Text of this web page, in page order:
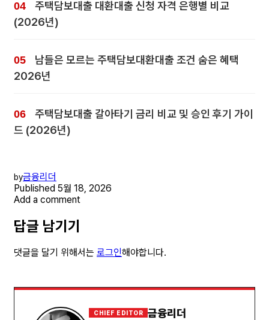
주택담보대출 대환대출 신청 자격 은행별 비교
(2026년)
남들은 모르는 주택담보대환대출 조건 숨은 혜택
2026년
주택담보대출 갈아타기 금리 비교 및 승인 후기 가이
드 (2026년)
by금융리더
Published 5월 18, 2026
Add a comment
답글 남기기
댓글을 달기 위해서는 로그인해야합니다.
CHIEF EDITOR 금융리더